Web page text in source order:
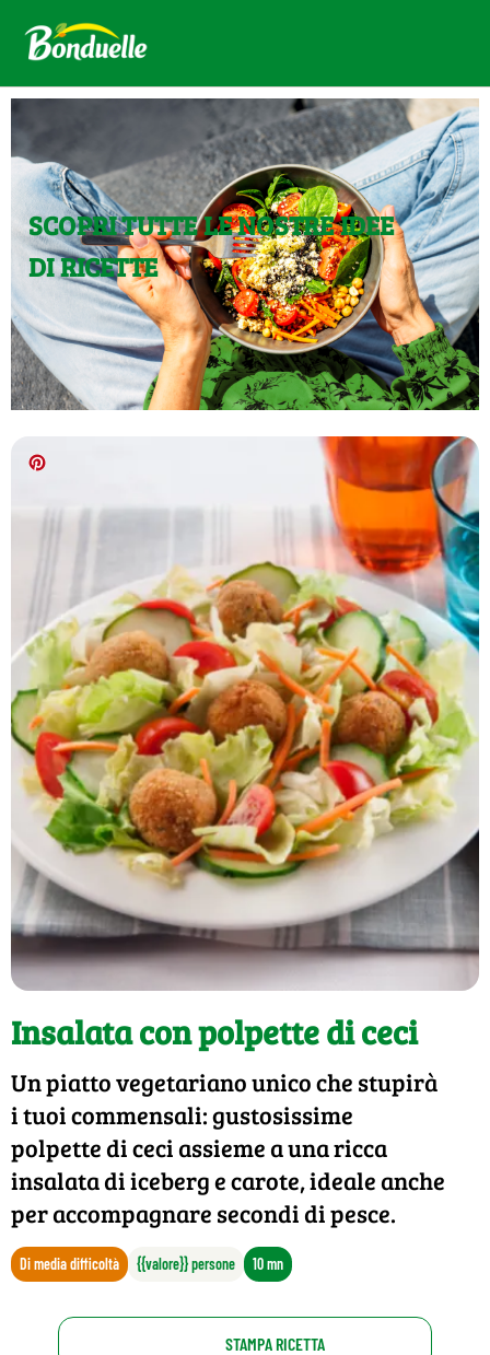
SCOPRI TUTTE LE NOSTRE IDEE
DI RICETTE
Insalata con polpette di ceci
Un piatto vegetariano unico che stupirà
i tuoi commensali: gustosissime
polpette di ceci assieme a una ricca
insalata di iceberg e carote, ideale anche
per accompagnare secondi di pesce.
Di media difficoltà {{valore}} persone 10 mn
STAMPA RICETTA